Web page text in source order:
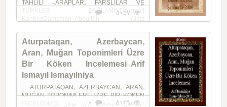
TAHLILI -ARAPLAR, FARSLILAR VE
TÜRKLER BAĞLAMINDAIsmail
5057
0
Aturpataqan, Azerbaycan,
Aran, Muğan Toponimleri Üzre
Bir Köken Incelemesi-Arif
Ismayıl Ismayılniya
ATURPATAQAN, AZERBAYCAN, ARAN,
MUĞAN TOPONIMLERI ÜZRE BIR KÖKEN
5149
0